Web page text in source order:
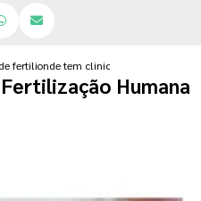
fertilizacao in vitro humana
onde tem clinica de fertilizacao
Humana